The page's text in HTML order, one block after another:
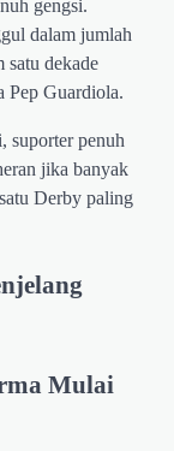
gengsi.
dalam jumlah
satu dekade
Pep Guardiola.
suporter penuh
jika banyak
Derby paling
Mulai